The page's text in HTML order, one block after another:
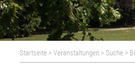
Startseite >Veranstaltungen > Suche >